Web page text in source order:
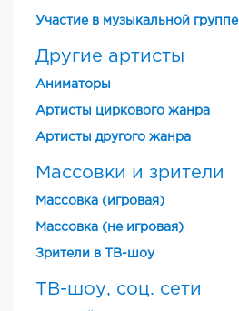
Участие в музыкальной группе
Другие артисты
Аниматоры
Артисты циркового жанра
Артисты другого жанра
Массовки и зрители
Массовка (игровая)
Массовка (не игровая)
Зрители в ТВ-шоу
ТВ-шоу, соц. сети